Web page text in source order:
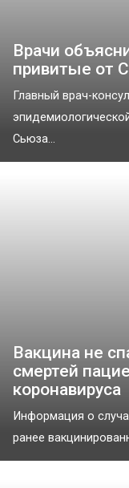
Врачи
привитые от
Главный врач-
Сьюза...
Вакцина не
смертей
коронавируса
Информация о
ранее